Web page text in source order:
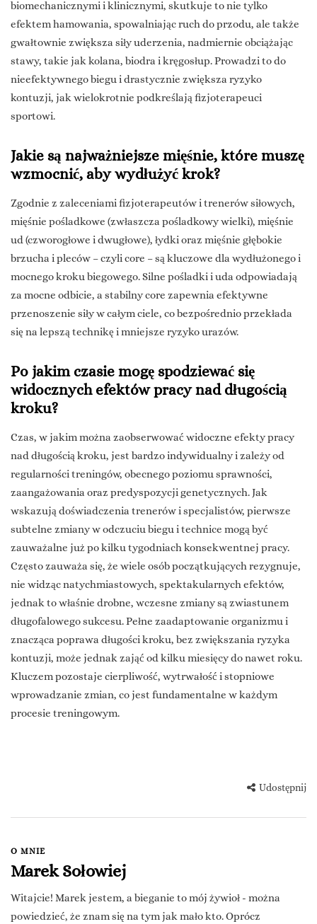
biomechanicznymi i klinicznymi, skutkuje to nie tylko
efektem hamowania, spowalniając ruch do przodu, ale także
gwałtownie zwiększa siły uderzenia, nadmiernie obciążając
stawy, takie jak kolana, biodra i kręgosłup. Prowadzi to do
nieefektywnego biegu i drastycznie zwiększa ryzyko
kontuzji, jak wielokrotnie podkreślają fizjoterapeuci
sportowi.
Jakie są najważniejsze mięśnie, które muszę
wzmocnić, aby wydłużyć krok?
Zgodnie z zaleceniami fizjoterapeutów i trenerów siłowych,
mięśnie pośladkowe (zwłaszcza pośladkowy wielki), mięśnie
ud (czworogłowe i dwugłowe), łydki oraz mięśnie głębokie
brzucha i pleców – czyli core – są kluczowe dla wydłużonego i
mocnego kroku biegowego. Silne pośladki i uda odpowiadają
za mocne odbicie, a stabilny core zapewnia efektywne
przenoszenie siły w całym ciele, co bezpośrednio przekłada
się na lepszą technikę i mniejsze ryzyko urazów.
Po jakim czasie mogę spodziewać się
widocznych efektów pracy nad długością
kroku?
Czas, w jakim można zaobserwować widoczne efekty pracy
nad długością kroku, jest bardzo indywidualny i zależy od
regularności treningów, obecnego poziomu sprawności,
zaangażowania oraz predyspozycji genetycznych. Jak
wskazują doświadczenia trenerów i specjalistów, pierwsze
subtelne zmiany w odczuciu biegu i technice mogą być
zauważalne już po kilku tygodniach konsekwentnej pracy.
Często zauważa się, że wiele osób początkujących rezygnuje,
nie widząc natychmiastowych, spektakularnych efektów,
jednak to właśnie drobne, wczesne zmiany są zwiastunem
długofalowego sukcesu. Pełne zaadaptowanie organizmu i
znacząca poprawa długości kroku, bez zwiększania ryzyka
kontuzji, może jednak zająć od kilku miesięcy do nawet roku.
Kluczem pozostaje cierpliwość, wytrwałość i stopniowe
wprowadzanie zmian, co jest fundamentalne w każdym
procesie treningowym.
Udostępnij
O MNIE
Marek Sołowiej
Witajcie! Marek jestem, a bieganie to mój żywioł - można
powiedzieć, że znam się na tym jak mało kto. Oprócz